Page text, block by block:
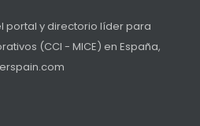
portal y directorio líder para
(CCI - MICE) en España,